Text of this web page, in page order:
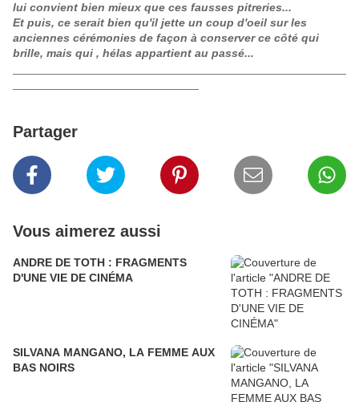
lui convient bien mieux que ces fausses pitreries...
Et puis, ce serait bien qu'il jette un coup d'oeil sur les
anciennes cérémonies de façon à conserver ce côté qui
brille, mais qui , hélas appartient au passé...
Partager
Vous aimerez aussi
ANDRE DE TOTH : FRAGMENTS
D'UNE VIE DE CINÉMA
SILVANA MANGANO, LA FEMME AUX
BAS NOIRS